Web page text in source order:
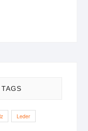
Leder